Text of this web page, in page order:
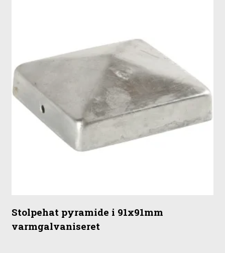
Stolpehat pyramide i 91x91mm
varmgalvaniseret